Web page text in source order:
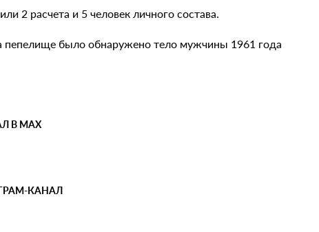
2 расчета и 5 человек личного состава.
пепелище было обнаружено тело мужчины 1961 года
В MAX
КАНАЛ